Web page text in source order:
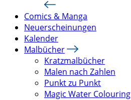
Comics & Manga
Neuerscheinungen
Kalender
Malbücher
Kratzmalbücher
Malen nach Zahlen
Punkt zu Punkt
Magic Water Colouring